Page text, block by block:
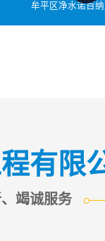
卧式中央超滤机，外壳采用
质，机身表面 UV 涂层可长
用；采用食品级超滤膜，能
牟平区净水诺百纳
有限
竭诚服务